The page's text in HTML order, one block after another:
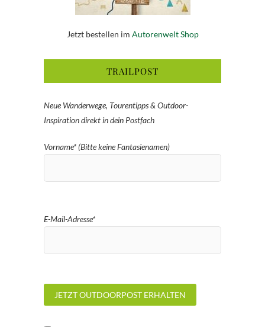
Jetzt bestellen im Autorenwelt Shop
TRAILPOST
Neue Wanderwege, Tourentipps & Outdoor-
Inspiration direkt in dein Postfach
Vorname* (Bitte keine Fantasienamen)
E-Mail-Adresse*